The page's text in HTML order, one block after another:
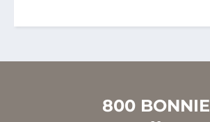
800 BONNIE